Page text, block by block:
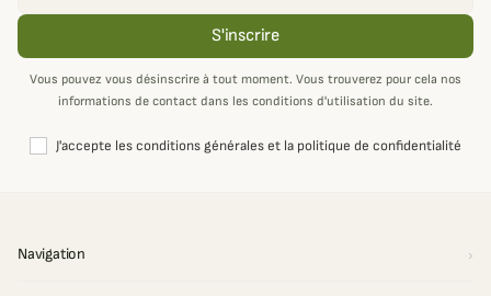
S'inscrire
Vous pouvez vous désinscrire à tout moment. Vous trouverez pour cela nos
informations de contact dans les conditions d'utilisation du site.
J'accepte les conditions générales et la politique de confidentialité
Navigation